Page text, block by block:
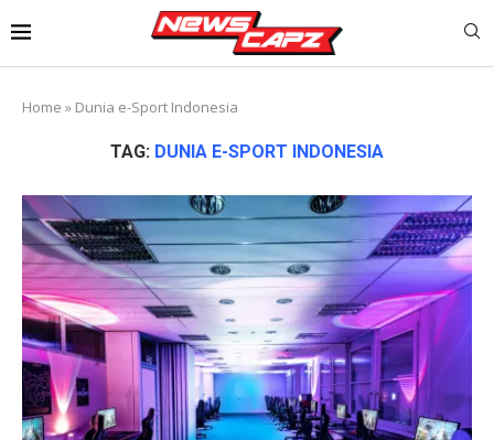
Home » Dunia e-Sport Indonesia
TAG: DUNIA E-SPORT INDONESIA